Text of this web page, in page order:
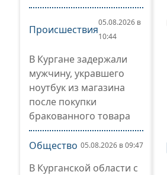
Происшествия
05.08.2026 в
10:44
В Кургане задержали
мужчину, укравшего
ноутбук из магазина
после покупки
бракованного товара
Общество 05.08.2026 в 09:47
В Курганской области с